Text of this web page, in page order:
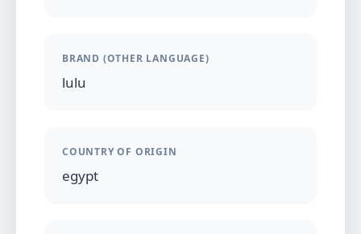
BRAND (OTHER LANGUAGE)
lulu
COUNTRY OF ORIGIN
egypt